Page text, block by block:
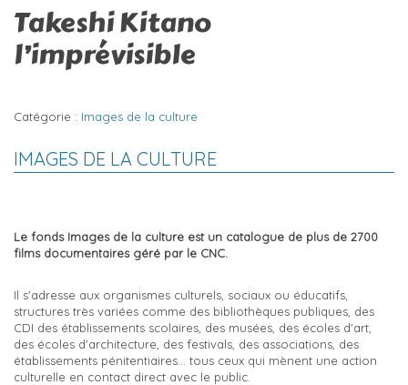
Takeshi Kitano
l’imprévisible
Catégorie : Images de la culture
IMAGES DE LA CULTURE
Le fonds Images de la culture est un catalogue de plus de 2700
films documentaires géré par le CNC.
Il s'adresse aux organismes culturels, sociaux ou éducatifs,
structures très variées comme des bibliothèques publiques, des
CDI des établissements scolaires, des musées, des écoles d'art,
des écoles d'architecture, des festivals, des associations, des
établissements pénitentiaires… tous ceux qui mènent une action
culturelle en contact direct avec le public.